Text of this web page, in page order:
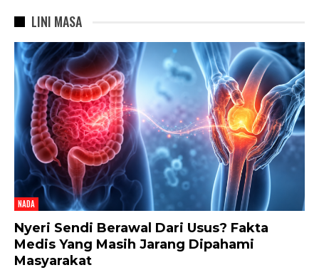
LINI MASA
NADA
Nyeri Sendi Berawal Dari Usus? Fakta
Medis Yang Masih Jarang Dipahami
Masyarakat